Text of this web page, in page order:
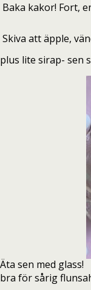
Baka kakor! Fort,
Skiva att äpple,
plus lite sirap- sen
Äta sen med glass!
bra för sårig